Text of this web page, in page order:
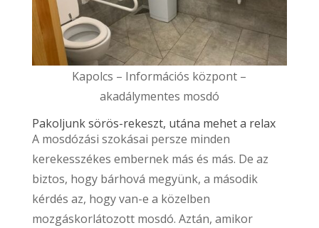
Kapolcs – Információs központ –
akadálymentes mosdó
Pakoljunk sörös-rekeszt, utána mehet a relax
A mosdózási szokásai persze minden
kerekesszékes embernek más és más. De az
biztos, hogy bárhová megyünk, a második
kérdés az, hogy van-e a közelben
mozgáskorlátozott mosdó. Aztán, amikor